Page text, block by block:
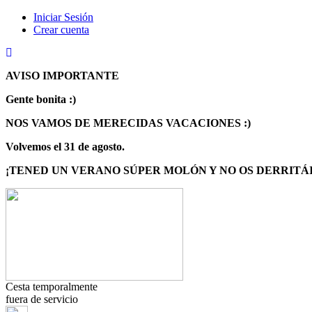
Iniciar Sesión
Crear cuenta
AVISO IMPORTANTE
Gente bonita :)
NOS VAMOS DE MERECIDAS VACACIONES :)
Volvemos el 31 de agosto.
¡TENED UN VERANO SÚPER MOLÓN Y NO OS
Cesta temporalmente
fuera de servicio